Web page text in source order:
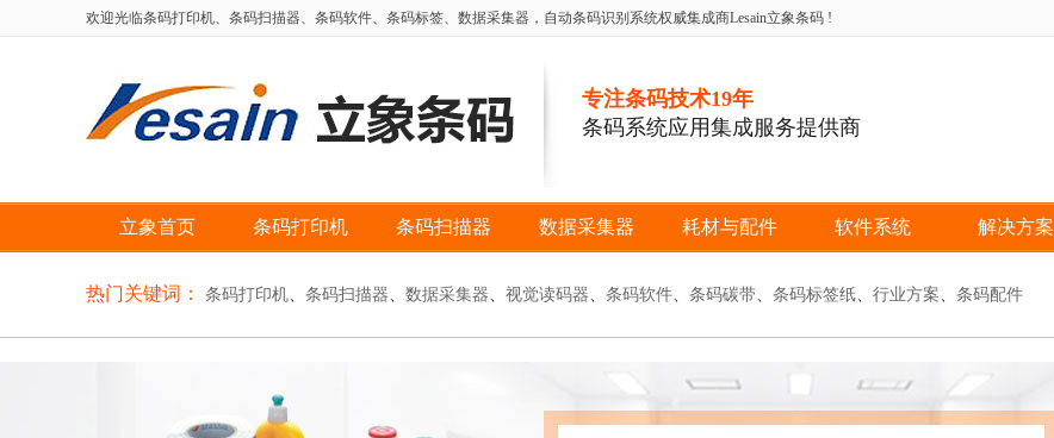
欢迎光临条码打印机、条码扫描器、条码软件、条码标签、数据采集器，自动条码识别系统权威集成商Lesain立象条码 !
专注条码技术19年
条码系统应用集成服务提供商
立象首页 条码打印机 条码扫描器 数据采集器 耗材与配件 软件系统 解决方案
热门关键词： 条码打印机、 条码扫描器、 数据采集器、 视觉读码器、 条码软件、 条码碳带、 条码标签纸、 行业方案、 条码配件